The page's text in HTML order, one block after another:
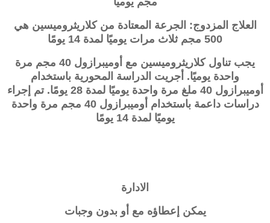
العلاج المزدوج: الجرعة المعتادة من كلاريثروميسين هي
500 مجم ثلاث مرات يوميًا لمدة 14 يومًا
يجب تناول كلاريثروميسين مع أوميبرازول 40 مجم مرة
واحدة يوميًا. أجريت الدراسة المحورية باستخدام
أوميبرازول 40 ملغ مرة واحدة يوميًا لمدة 28 يومًا. تم إجراء
دراسات داعمة باستخدام أوميبرازول 40 مجم مرة واحدة
يوميًا لمدة 14 يومًا
الادارة
يمكن إعطاؤه مع أو بدون وجبات